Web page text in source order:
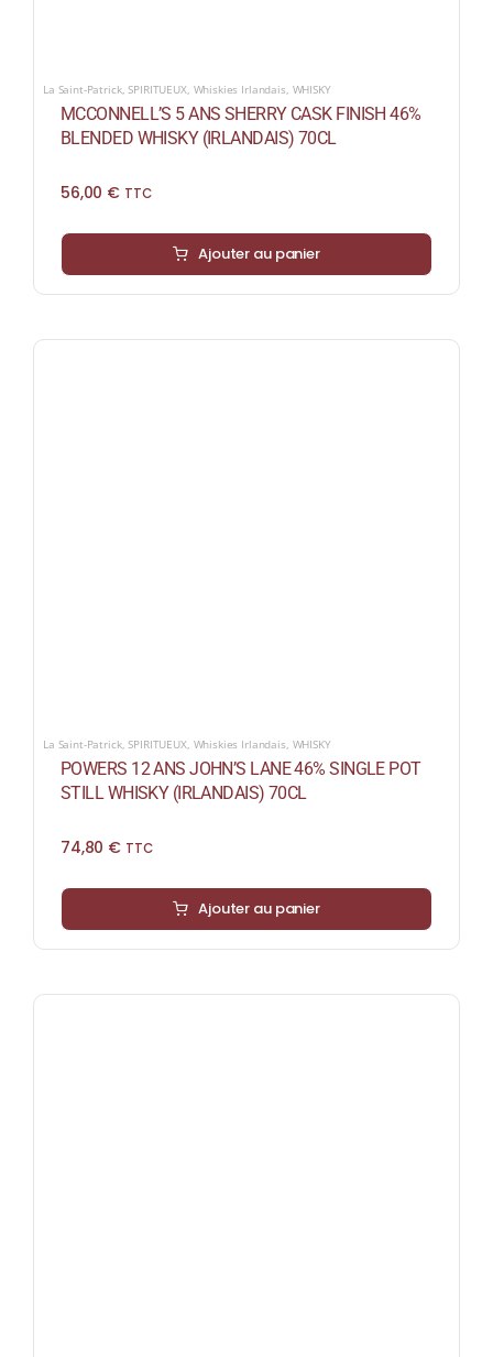
La Saint-Patrick,SPIRITUEUX Whiskies Irlandais WHISKY
MCCONNELL’S 5 ANS SHERRY CASK FINISH 46%
BLENDED WHISKY (IRLANDAIS) 70CL
56,00 € TTC
Ajouter au panier
La Saint-Patrick,SPIRITUEUX Whiskies Irlandais WHISKY
POWERS 12 ANS JOHN’S LANE 46% SINGLE POT
STILL WHISKY (IRLANDAIS) 70CL
74,80 € TTC
Ajouter au panier